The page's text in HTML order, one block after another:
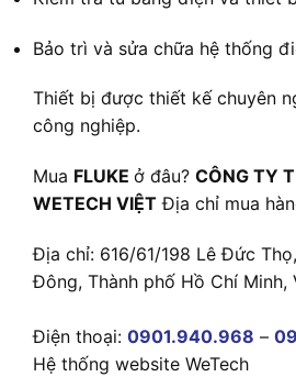
Bảo trì và sửa chữa hệ thống
Thiết bị được thiết kế chuyên
công nghiệp.
Mua FLUKE ở đâu? CÔNG TY
WETECH VIỆT Địa chỉ mua
Địa chỉ: 616/61/198 Lê Đức
Đông, Thành phố Hồ Chí Minh,
Điện thoại: 0901.940.968 –
Hệ thống website WeTech